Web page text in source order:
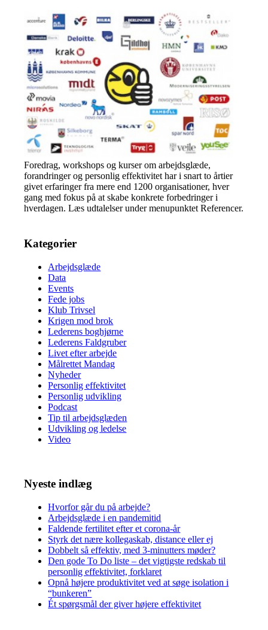
Foredrag, workshops og kurser om arbejdsglæde,
forandringer og personlig effektivitet har i snart to årtier
givet erfaringer fra mere end 1200 organisationer, hver
gang med fokus på at skabe konkrete forbedringer i
hverdagen. Læs udtalelser under menupunktet Referencer.
Kategorier
Arbejdsglæde
Data
Events
Fede jobs
Klub Trivsel
Krigen mod brok
Lederens boghjørne
Lederens Faldgruber
Livet efter arbejde
Målrettet Mandag
Nyheder
Personlig effektivitet
Personlig udvikling
Podcast
Tip til arbejdsglæden
Udvikling og ledelse
Video
Nyeste indlæg
Hvorfor går du på arbejde?
Arbejdsglæde i en pandemitid
Faldende fertilitet efter et corona-år
Styrk det nære kollegaskab, distance eller ej
Dobbelt så effektiv, med 3-minutters møder?
Den gode To Do liste – det vigtigste redskab til
personlig effektivitet, forklaret
Opnå højere produktivitet ved at søge isolation i
“bunkeren”
Ét spørgsmål der giver højere effektivitet